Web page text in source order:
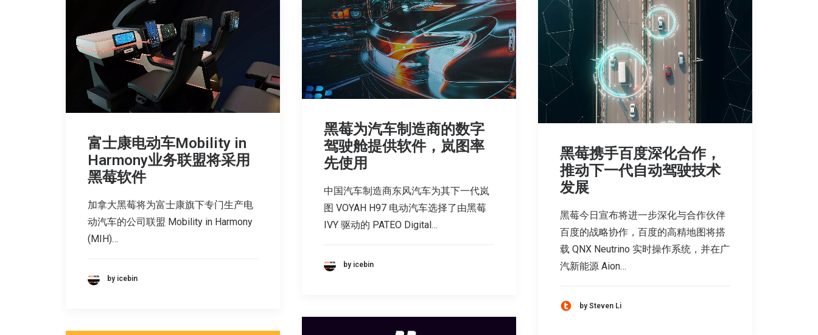
富士康电动车Mobility in
Harmony业务联盟将采用
黑莓软件
加拿大黑莓将为富士康旗下专门生产电
动汽车的公司联盟 Mobility in Harmony
(MIH)…
by icebin
黑莓为汽车制造商的数字
驾驶舱提供软件，岚图率
先使用
中国汽车制造商东风汽车为其下一代岚
图 VOYAH H97 电动汽车选择了由黑莓
IVY 驱动的 PATEO Digital…
by icebin
黑莓携手百度深化合作，
推动下一代自动驾驶技术
发展
黑莓今日宣布将进一步深化与合作伙伴
百度的战略协作，百度的高精地图将搭
载 QNX Neutrino 实时操作系统，并在广
汽新能源 Aion…
by Steven Li